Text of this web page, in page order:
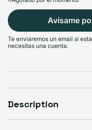
Visible scratches or dents;
Avísame
Te enviaremos un email si
necesitas una cuenta.
Description